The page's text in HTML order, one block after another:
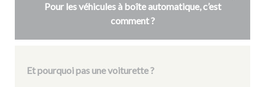
Pour les véhicules à boîte automatique, c’est
comment ?
Et pourquoi pas une voiturette ?